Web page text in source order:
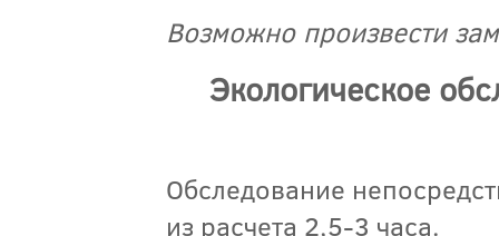
Возможно произвести
Экологическое
Обследование
из расчета 2,5-3 часа.